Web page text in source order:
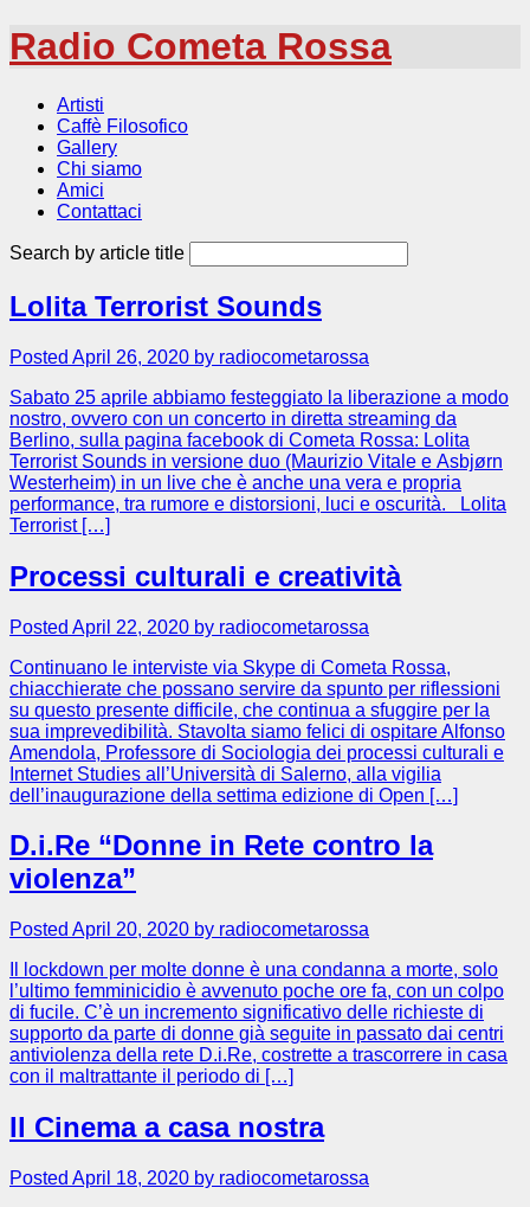
Radio Cometa Rossa
Artisti
Caffè Filosofico
Gallery
Chi siamo
Amici
Contattaci
Search by article title
Lolita Terrorist Sounds
Posted April 26, 2020 by radiocometarossa
Sabato 25 aprile abbiamo festeggiato la liberazione a modo
nostro, ovvero con un concerto in diretta streaming da
Berlino, sulla pagina facebook di Cometa Rossa: Lolita
Terrorist Sounds in versione duo (Maurizio Vitale e Asbjørn
Westerheim) in un live che è anche una vera e propria
performance, tra rumore e distorsioni, luci e oscurità. Lolita
Terrorist […]
Processi culturali e creatività
Posted April 22, 2020 by radiocometarossa
Continuano le interviste via Skype di Cometa Rossa,
chiacchierate che possano servire da spunto per riflessioni
su questo presente difficile, che continua a sfuggire per la
sua imprevedibilità. Stavolta siamo felici di ospitare Alfonso
Amendola, Professore di Sociologia dei processi culturali e
Internet Studies all’Università di Salerno, alla vigilia
dell’inaugurazione della settima edizione di Open […]
D.i.Re “Donne in Rete contro la
violenza”
Posted April 20, 2020 by radiocometarossa
Il lockdown per molte donne è una condanna a morte, solo
l’ultimo femminicidio è avvenuto poche ore fa, con un colpo
di fucile. C’è un incremento significativo delle richieste di
supporto da parte di donne già seguite in passato dai centri
antiviolenza della rete D.i.Re, costrette a trascorrere in casa
con il maltrattante il periodo di […]
Il Cinema a casa nostra
Posted April 18, 2020 by radiocometarossa